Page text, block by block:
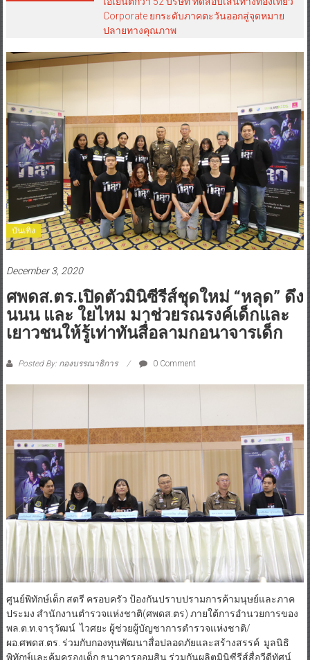
บันเทิง
ศพดส.ตร.เปิดตัวมินิซีรีส์ชุดใหม่ “หลุด” ดึง
นนน และ ใยไหม มาช่วยรณรงค์เด็กและ
เยาวชนให้รู้เท่าทันสื่อลามกอนาจารเด็ก
ศูนย์พิทักษ์เด็ก สตรี ครอบครัว ป้องกันปราบปรามการค้ามนุษย์และภาค
ประมง สำนักงานตำรวจแห่งชาติ(ศพดส.ตร) ภายใต้การอำนวยการของ
พล.ต.ท.จารุวัฒน์ ไวศยะ ผู้ช่วยผู้บัญชาการตำรวจแห่งชาติ/
ผอ.ศพดส.ตร. ร่วมกับกองทุนพัฒนาสื่อปลอดภัยและสร้างสรรค์ มูลนิธิ